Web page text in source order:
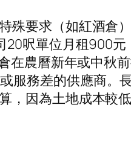
殊要求（如紅酒倉
呎單位月租900元
在農曆新年或中秋
服務差的供應商。
，因為土地成本較